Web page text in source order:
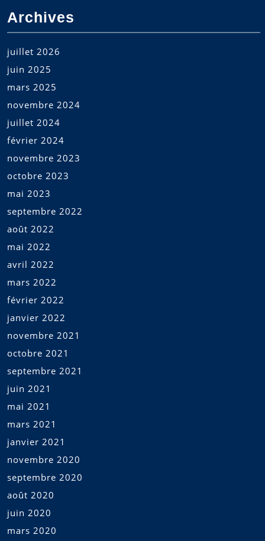
Archives
juillet 2026
juin 2025
mars 2025
novembre 2024
juillet 2024
février 2024
novembre 2023
octobre 2023
mai 2023
septembre 2022
août 2022
mai 2022
avril 2022
mars 2022
février 2022
janvier 2022
novembre 2021
octobre 2021
septembre 2021
juin 2021
mai 2021
mars 2021
janvier 2021
novembre 2020
septembre 2020
août 2020
juin 2020
mars 2020